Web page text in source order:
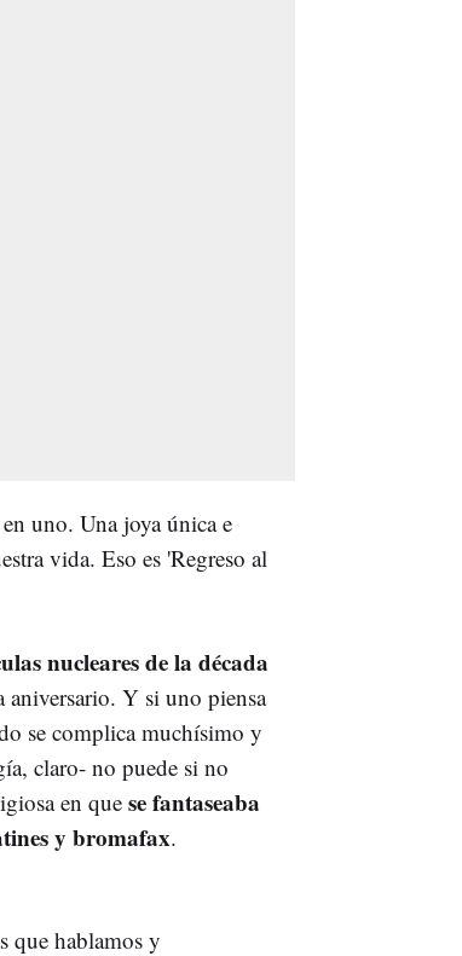
uno. Una joya única e
vida. Eso es 'Regreso al
nucleares de la década
aniversario. Y si uno piensa
se complica muchísimo y
claro- no puede si no
en quese fantaseaba
y bromafax.
que hablamos y